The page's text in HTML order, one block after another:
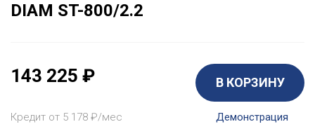
DIAM ST-800/2.2
143 225 ₽ В КОРЗИНУ
Кредит от 5 178 ₽/мес Демонстрация